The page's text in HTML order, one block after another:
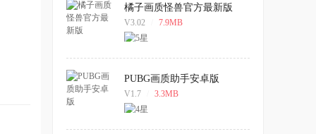
橘子画质怪兽官方最新版
V3.02 7.9MB
PUBG画质助手安卓版
V1.7 3.3MB